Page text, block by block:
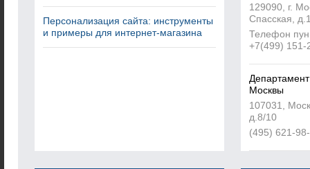
Персонализация сайта: инструменты
и примеры для интернет-магазина
129090, г.
Спасская,
Телефон
+7(499) 151-
Москвы
107031,
д.8/10
(495) 621-